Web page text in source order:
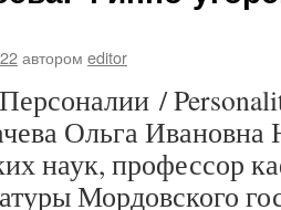
автором editor
/
Ольга Ивановна
наук, профессор
Мордовского